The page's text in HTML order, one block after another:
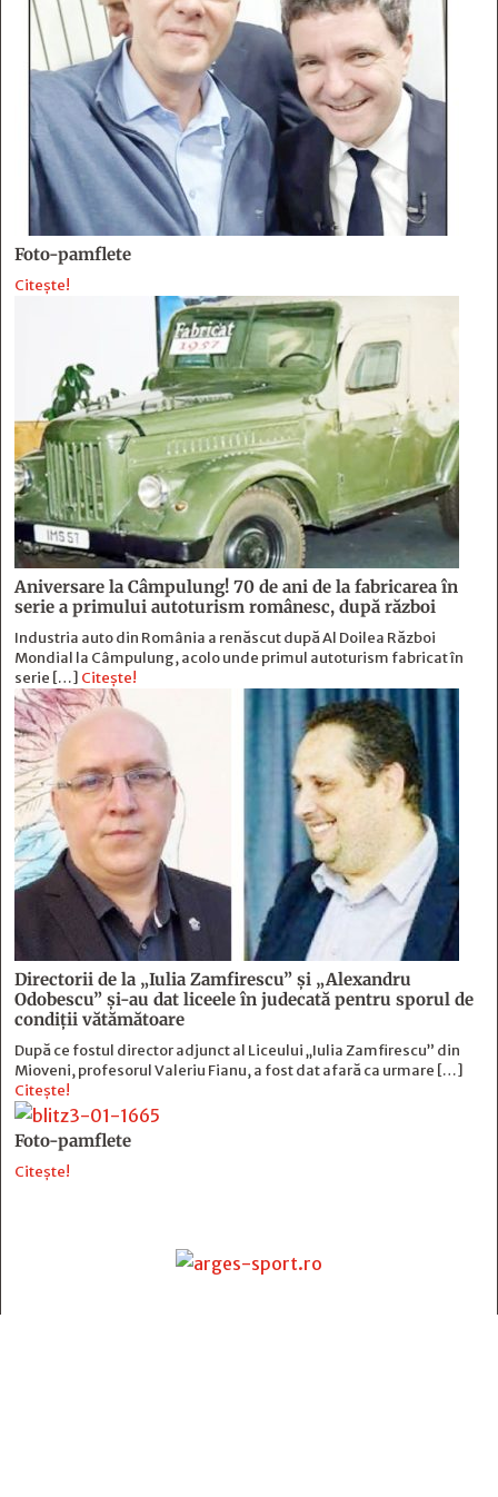
Foto-pamflete
Citește!
Aniversare la Câmpulung! 70 de ani de la fabricarea în
serie a primului autoturism românesc, după război
Industria auto din România a renăscut după Al Doilea Război
Mondial la Câmpulung, acolo unde primul autoturism fabricat în
serie […] Citește!
Directorii de la „Iulia Zamfirescu” și „Alexandru
Odobescu” și-au dat liceele în judecată pentru sporul de
condiții vătămătoare
După ce fostul director adjunct al Liceului „Iulia Zamfirescu” din
Mioveni, profesorul Valeriu Fianu, a fost dat afară ca urmare […]
Citește!
Foto-pamflete
Citește!